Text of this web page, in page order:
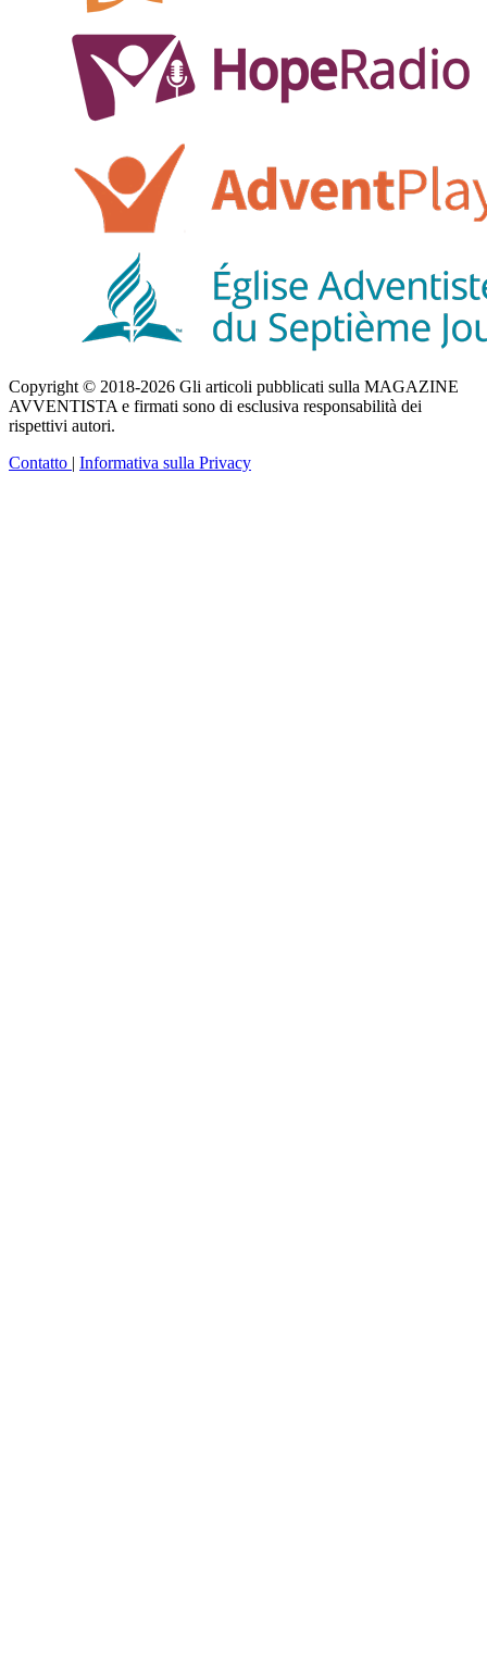
Copyright © 2018-2026 Gli articoli pubblicati sulla MAGAZINE
AVVENTISTA e firmati sono di esclusiva responsabilità dei
rispettivi autori.
Contatto | Informativa sulla Privacy